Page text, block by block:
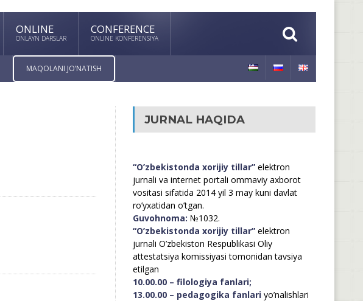
ONLINE
ONLAYN DARSLAR
CONFERENCE
ONLINE KONFERENSIYA
MAQOLANI JO’NATISH
JURNAL HAQIDA
“O’zbekistonda xorijiy tillar”elektron
jurnali va internet portali ommaviy axborot
vositasi sifatida 2014 yil 3 may kuni davlat
ro’yxatidan o’tgan.
Guvohnoma: №1032.
“O’zbekistonda xorijiy tillar”elektron
jurnali O’zbekiston Respublikasi Oliy
attestatsiya komissiyasi tomonidan tavsiya
etilgan
10.00.00 – filologiya fanlari;
13.00.00 – pedagogika fanlariyo’nalishlari